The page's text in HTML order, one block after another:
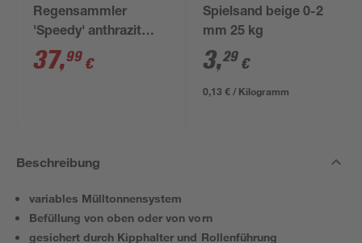
Regensammler
'Speedy' anthrazit
inkl. Zubehör
37,99 €
Spielsand beige 0-2
mm 25 kg
3,29 €
0,13 € / Kilogramm
Beschreibung
variables Mülltonnensystem
Befüllung von oben oder von vorn
gesichert durch Kipphalter und Rollenführung